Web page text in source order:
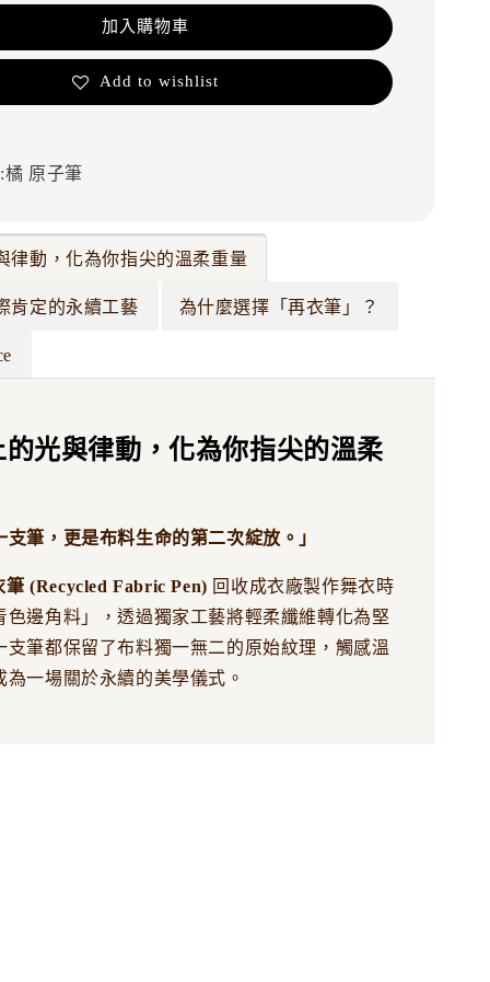
加入購物車
Add to wishlist
橘 原子筆
律動，化為你指尖的溫柔重量
肯定的永續工藝 為什麼選擇「再衣筆」？
光與律動，化為你指尖的溫柔
支筆，更是布料生命的第二次綻放。」
(Recycled Fabric Pen) 回收成衣廠製作舞衣時
色邊角料」，透過獨家工藝將輕柔纖維轉化為堅
支筆都保留了布料獨一無二的原始紋理，觸感溫
為一場關於永續的美學儀式。